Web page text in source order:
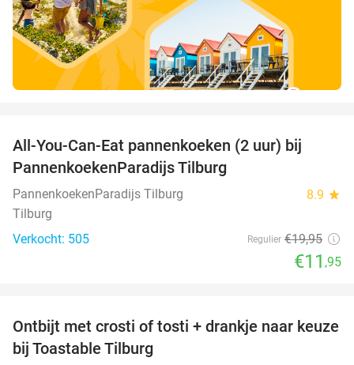
All-You-Can-Eat pannenkoeken (2 uur) bij
PannenkoekenParadijs Tilburg
PannenkoekenParadijs Tilburg 8.9 star
Tilburg
Verkocht: 505
Regulier €19,95
€11 ,95
38%
Ontbijt met crosti of tosti + drankje naar keuze
bij Toastable Tilburg